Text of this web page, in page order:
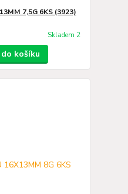
7,5G 6KS (3923)
Skladem 2
košíku